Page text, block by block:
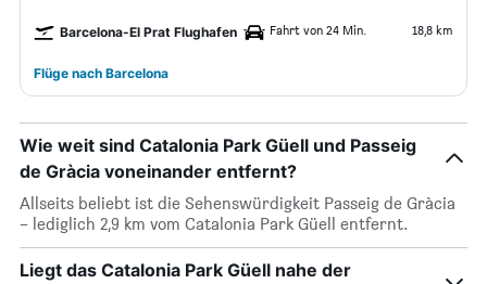
Barcelona-El Prat Flughafen Fahrt von 24 Min. 18,8 km
Flüge nach Barcelona
Wie weit sind Catalonia Park Güell und Passeig
de Gràcia voneinander entfernt?
Allseits beliebt ist die Sehenswürdigkeit Passeig de Gràcia
– lediglich 2,9 km vom Catalonia Park Güell entfernt.
Liegt das Catalonia Park Güell nahe der